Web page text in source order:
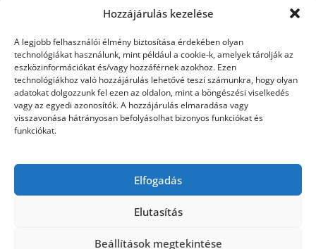
Hozzájárulás kezelése
A legjobb felhasználói élmény biztosítása érdekében olyan
technológiákat használunk, mint például a cookie-k, amelyek tárolják az
eszközinformációkat és/vagy hozzáférnek azokhoz. Ezen
technológiákhoz való hozzájárulás lehetővé teszi számunkra, hogy olyan
adatokat dolgozzunk fel ezen az oldalon, mint a böngészési viselkedés
vagy az egyedi azonosítók. A hozzájárulás elmaradása vagy
visszavonása hátrányosan befolyásolhat bizonyos funkciókat és
funkciókat.
Elfogadás
Elutasítás
Beállítások megtekintése
bőrbetegségek cukorbetegség
debrecen iroda bérlés egészségügyi piercing epekőepilepszia
tisztítása fejfájás festőszerszám fájdalom háztartási gép
hűtőszekrény immunrendszer keringető szivattyú kazánhoz kisfiú
cipő műanyag kosár műszempilla napelem szaldó elszámolás
pajzsmirigy betegségekpajzsmirigy betegség lelki okai
yoda mester zsírégető edzés
beszerelés